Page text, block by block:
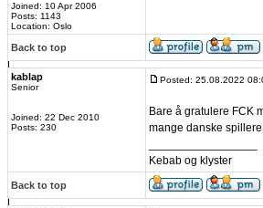
Joined: 10 Apr 2006
Posts: 1143
Location: Oslo
Back to top
kablap
Senior
Joined: 22 Dec 2010
Posts: 230
Posted: 25.08.2022
Bare å gratulere FCK
mange danske
Kebab og klyster
Back to top